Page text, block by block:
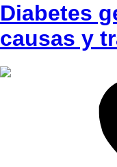
Diabetes
causas y